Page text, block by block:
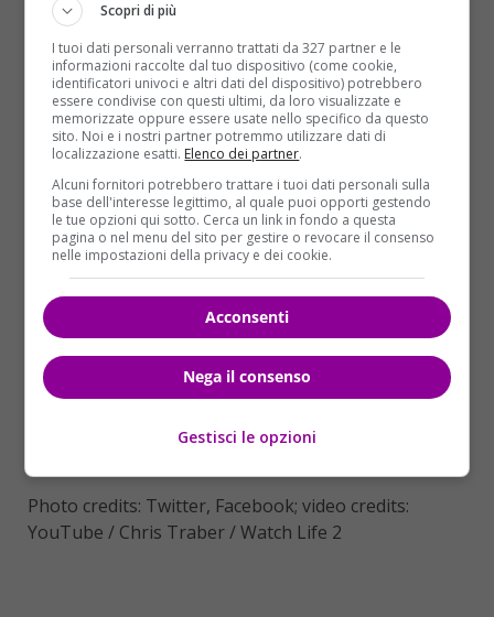
Il motociclista nel frattempo accelera e se ne va.
La polizia di Santa Clarita, in California ha poi
spiegato che quanto accaduto non ha provocato
peggio è l’autista del pick up, rimasto ferito in
Photo credits: Twitter, Facebook; video credits:
YouTube / Chris Traber / Watch Life 2
Scopri di più
I tuoi dati personali verranno trattati da 327 partner e le
informazioni raccolte dal tuo dispositivo (come cookie,
identificatori univoci e altri dati del dispositivo) potrebbero
essere condivise con questi ultimi, da loro visualizzate e
memorizzate oppure essere usate nello specifico da questo
sito. Noi e i nostri partner potremmo utilizzare dati di
localizzazione esatti. Elenco dei partner.
Alcuni fornitori potrebbero trattare i tuoi dati personali sulla
base dell'interesse legittimo, al quale puoi opporti gestendo
le tue opzioni qui sotto. Cerca un link in fondo a questa
pagina o nel menu del sito per gestire o revocare il consenso
nelle impostazioni della privacy e dei cookie.
Acconsenti
Nega il consenso
Gestisci le opzioni